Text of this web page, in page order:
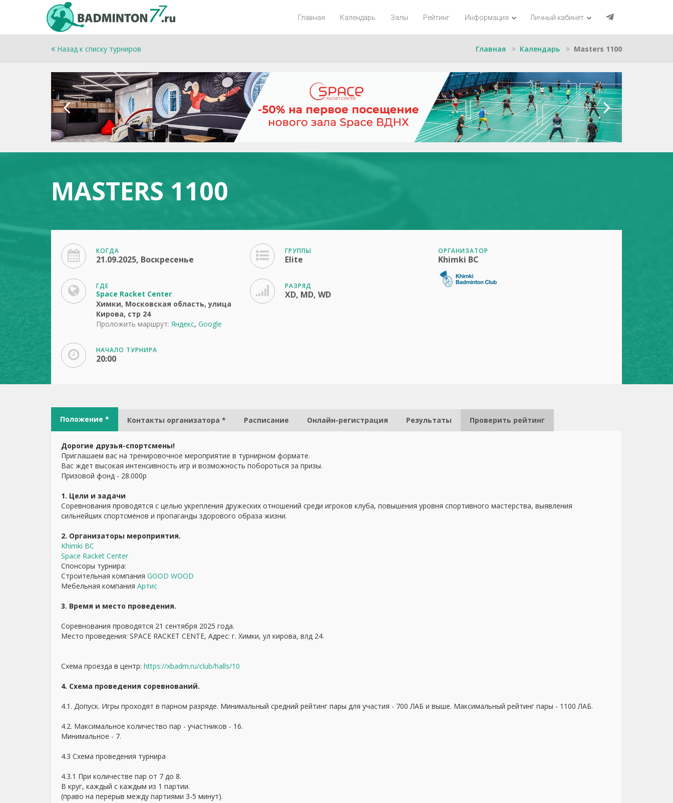
Главная Календарь Залы Рейтинг Информация Личный кабинет
Назад к списку турниров Главная Календарь Masters 1100
MASTERS 1100
КОГДА
21.09.2025, Воскресенье
ГДЕ
Space Racket Center
Химки, Московская область, улица
Кирова, стр 24
Проложить маршрут: Яндекс, Google
НАЧАЛО ТУРНИРА
20:00
ГРУППЫ
Elite
РАЗРЯД
XD, MD, WD
ОРГАНИЗАТОР
Khimki BC
Положение * Контакты организатора * Расписание Онлайн-регистрация Результаты Проверить рейтинг
Дорогие друзья-спортсмены!
Приглашаем вас на тренировочное мероприятие в турнирном формате.
Вас ждет высокая интенсивность игр и возможность побороться за призы.
Призовой фонд - 28.000р
1. Цели и задачи
Соревнования проводятся с целью укрепления дружеских отношений среди игроков клуба, повышения уровня спортивного мастерства, выявления
сильнейших спортсменов и пропаганды здорового образа жизни.
2. Организаторы мероприятия.
Khimki BC
Space Racket Center
Спонсоры турнира:
Строительная компания GOOD WOOD
Мебельная компания Артис
3. Время и место проведения.
Соревнования проводятся 21 сентября 2025 года.
Место проведения: SPACE RACKET CENTE, Адрес: г. Химки, ул кирова, влд 24.
Схема проезда в центр: https://xbadm.ru/club/halls/10
4. Схема проведения соревнований.
4.1. Допуск. Игры проходят в парном разряде. Минимальный средний рейтинг пары для участия - 700 ЛАБ и выше. Максимальный рейтинг пары - 1100 ЛАБ.
4.2. Максимальное количество пар - участников - 16.
Минимальное - 7.
4.3 Схема проведения турнира
4.3.1 При количестве пар от 7 до 8.
В круг, каждый с каждым из 1 партии.
(право на перерыв между партиями 3-5 минут).